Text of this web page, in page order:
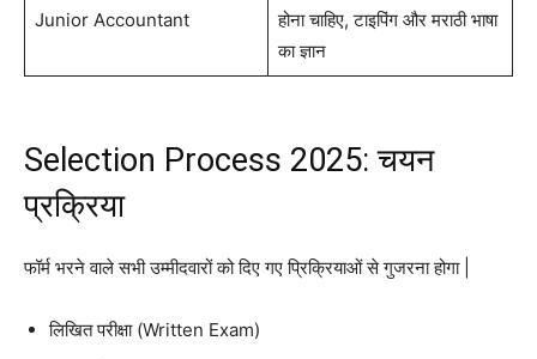
Junior Accountant
होना चाहिए, टाइपिंग और मराठी भाषा
का ज्ञान
Selection Process 2025: चयन
प्रक्रिया
फॉर्म भरने वाले सभी उम्मीदवारों को दिए गए प्रिक्रियाओं से गुजरना होगा |
लिखित परीक्षा (Written Exam)